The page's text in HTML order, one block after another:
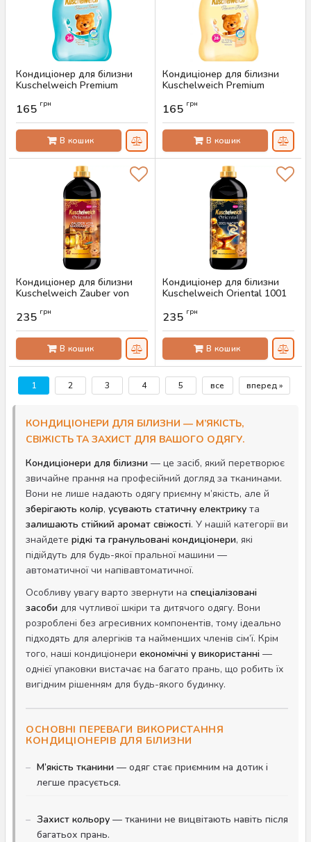
Кондиціонер для білизни
Kuschelweich Premium
Артикул:
165 грн
В кошик
Кондиціонер для білизни
Kuschelweich Premium
Артикул:
165 грн
В кошик
Кондиціонер для білизни
Kuschelweich Zauber von
Артикул:
235 грн
В кошик
Кондиціонер для білизни
Kuschelweich Oriental 1001
Артикул:
235 грн
В кошик
1 2 3 4 5 все вперед »
КОНДИЦІОНЕРИ ДЛЯ БІЛИЗНИ — М’ЯКІСТЬ,
СВІЖІСТЬ ТА ЗАХИСТ ДЛЯ ВАШОГО ОДЯГУ.
Кондиціонери для білизни — це засіб, який перетворює
звичайне прання на професійний догляд за тканинами.
Вони не лише надають одягу приємну м’якість, але й
зберігають колір, усувають статичну електрику та
залишають стійкий аромат свіжості. У нашій категорії ви
знайдете рідкі та гранульовані кондиціонери, які
підійдуть для будь-якої пральної машини —
автоматичної чи напівавтоматичної.
Особливу увагу варто звернути на спеціалізовані
засоби для чутливої шкіри та дитячого одягу. Вони
розроблені без агресивних компонентів, тому ідеально
підходять для алергіків та найменших членів сім’ї. Крім
того, наші кондиціонери економічні у використанні —
однієї упаковки вистачає на багато прань, що робить їх
вигідним рішенням для будь-якого будинку.
ОСНОВНІ ПЕРЕВАГИ ВИКОРИСТАННЯ
КОНДИЦІОНЕРІВ ДЛЯ БІЛИЗНИ
М’якість тканини — одяг стає приємним на дотик і
легше прасується.
Захист кольору — тканини не вицвітають навіть після
багатьох прань.